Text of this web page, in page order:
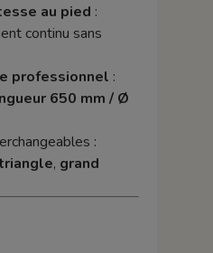
au pied :
continu sans
professionnel :
650 mm / Ø
:
, grand